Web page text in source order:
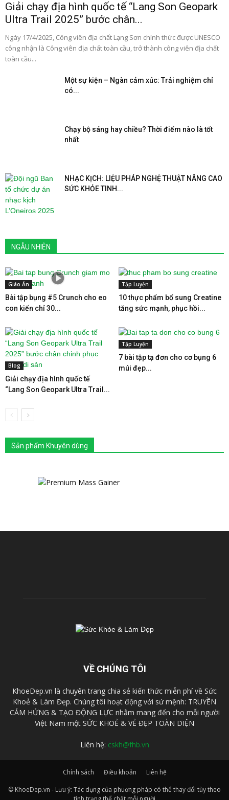
Giải chạy địa hình quốc tế “Lang Son Geopark
Ultra Trail 2025” bước chân...
Ngày 17/4/2025, Công viên địa chất Lạng Sơn chính thức được UNESCO
công nhận là Công viên địa chất toàn cầu, trở thành công viên địa chất
toàn cầu...
Một sự kiện – Ngàn cảm xúc: Trải nghiệm chỉ
có...
Chạy bộ sáng hay chiều? Thời điểm nào là tốt
nhất
NHẠC KỊCH: LIỆU PHÁP NGHỆ THUẬT NÂNG CAO
SỨC KHỎE TINH...
NGẪU NHIÊN
Giáo Án
Bài tập bụng #5 Crunch cho eo
con kiến chỉ 30...
Tập Luyện
10 thực phẩm bổ sung Creatine
tăng sức mạnh, phục hồi...
Blog
Giải chạy địa hình quốc tế
“Lang Son Geopark Ultra Trail...
Tập Luyện
7 bài tập tạ đơn cho cơ bụng 6
múi đẹp...
Sản phẩm Khuyên dùng
VỀ CHÚNG TÔI
KhoeDep.vn là chuyên trang chia sẻ kiến thức miễn phí về Sức
Khoẻ & Làm Đẹp. Chúng tôi hoạt động với sứ mệnh: TRUYỀN
CẢM HỨNG & TẠO ĐỘNG LỰC nhằm mang đến cho mỗi người
Việt Nam một SỨC KHOẺ & VẺ ĐẸP TOÀN DIỆN
Liên hệ: cskh@fhb.vn
Chính sách Điều khoản
Liên hệ
© KhoeDep.vn - Lưu ý: Tác dụng của phuơng pháp có thể thay đổi tùy theo